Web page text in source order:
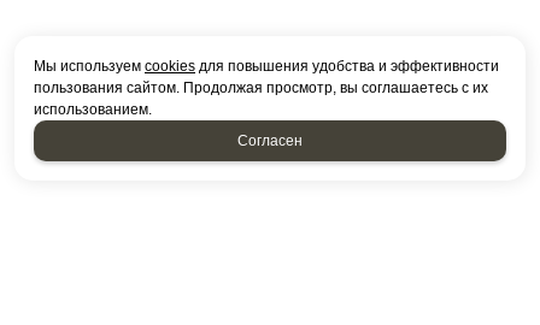
Мы используем cookies для повышения удобства и эффективности
пользования сайтом. Продолжая просмотр, вы соглашаетесь с их
использованием.
Согласен